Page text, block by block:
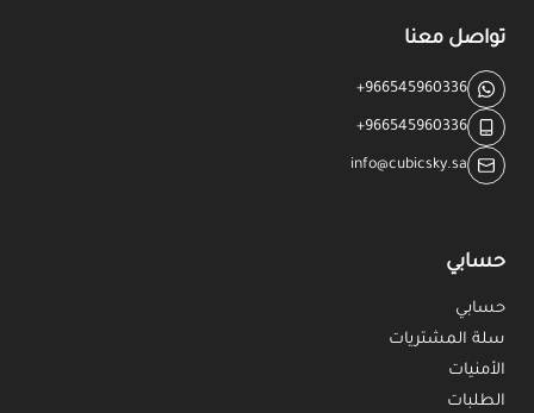
تواصل معنا
+966545960336
+966545960336
info@cubicsky.sa
حسابي
حسابي
سلة المشتريات
الأمنيات
الطلبات